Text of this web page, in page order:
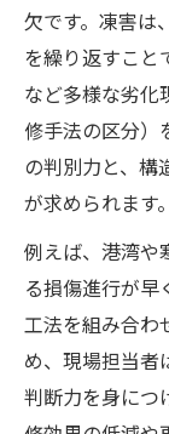
欠です。凍害は
を繰り返すこと
など多様な劣化
修手法の区分）
の判別力と、構
が求められます。
例えば、港湾や
る損傷進行が早
工法を組み合わ
め、現場担当者
判断力を身につ